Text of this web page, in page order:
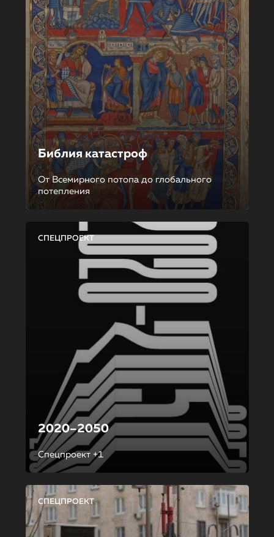
Библия катастроф
От Всемирного потопа до глобального
потепления
СПЕЦПРОЕКТ
2020–2050
Спецпроект +1
СПЕЦПРОЕКТ